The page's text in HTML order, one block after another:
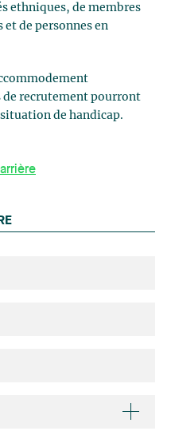
ethniques, de membres
de personnes en
de recrutement pourront
de handicap.